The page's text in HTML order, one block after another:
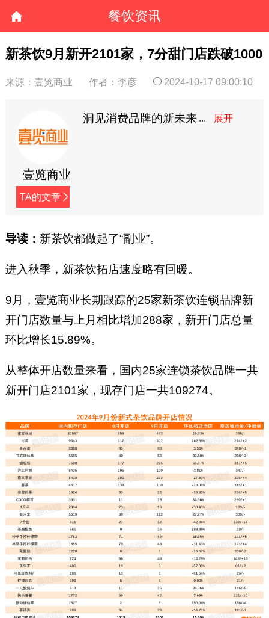
餐饮资讯
新茶饮9月新开2101家，7分甜门店跌破1000
来源：壹览商业 作者：李彦 2024-10-17 09:00:10
壹览商业
TA的文章
洞见消费品牌的新未来
导读： 新茶饮都做起了“副业”。
进入秋季，新茶饮拓店速度略有回暖。
9月，壹览商业长期跟踪的25家新茶饮连锁品牌新
开门店数量与上月相比增加288家，新开门店总量
环比增长15.89%。
从整体开店数量来看，国内25家连锁茶饮品牌一共
新开门店2101家，现存门店一共109274。